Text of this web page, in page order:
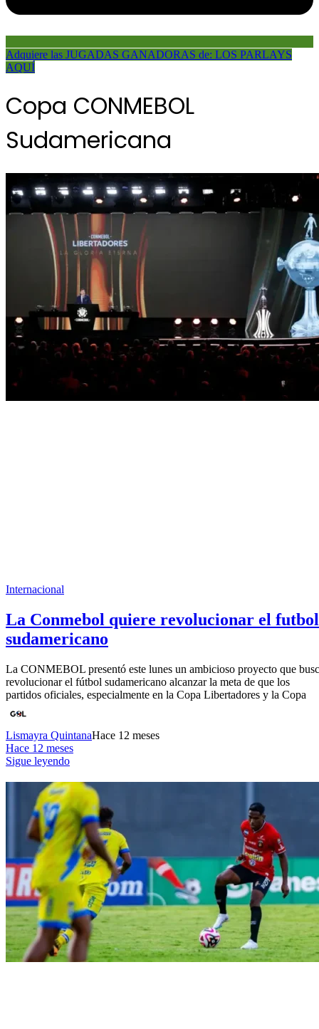
Adquiere las JUGADAS GANADORAS de: LOS PARLAYS
AQUÍ
Copa CONMEBOL
Sudamericana
Internacional
La Conmebol quiere revolucionar el futbol
sudamericano
La CONMEBOL presentó este lunes un ambicioso proyecto que
revolucionar el fútbol sudamericano alcanzar la meta de que los
partidos oficiales, especialmente en la Copa Libertadores y la Copa
Lismayra QuintanaHace 12 meses
Hace 12 meses
Sigue leyendo